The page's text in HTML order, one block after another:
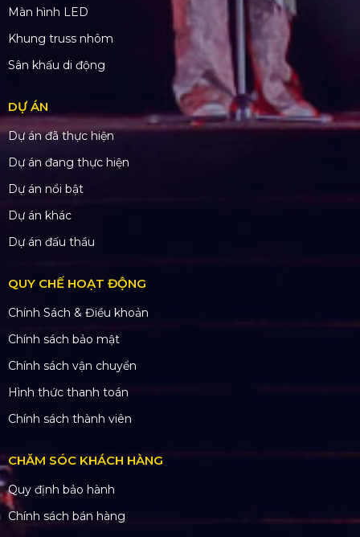
Màn hình LED
Khung truss nhôm
Sân khấu di động
DỰ ÁN
Dự án đã thực hiện
Dự án đang thực hiện
Dự án nổi bật
Dự án khác
Dự án đấu thầu
QUY CHẾ HOẠT ĐỘNG
Chính Sách & Điều khoản
Chính sách bảo mật
Chính sách vận chuyển
Hình thức thanh toán
Chính sách thành viên
CHĂM SÓC KHÁCH HÀNG
Quy định bảo hành
Chính sách bán hàng